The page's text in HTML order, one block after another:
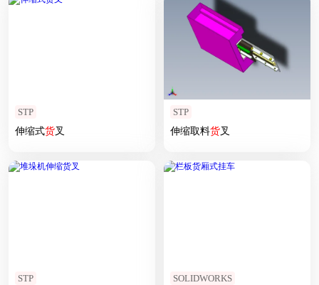
STP
伸缩式货叉
STP
伸缩取料货叉
STP SOLIDWORKS